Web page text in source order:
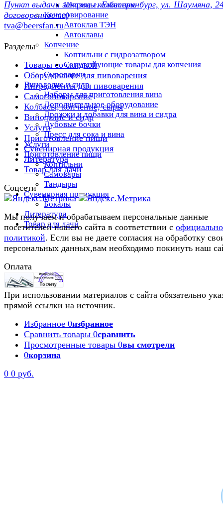
Шприцы колбасные
Консервирование
Автоклав ТЭН
Автоклавы
Копчение
Коптильни с гидрозатвором
Сопутствующие товары для копчения
Сыроварни
Виноделие и сидр
Наборы для приготовления вина
Дополнительное оборудование
Дрожжи и добавки для вина и сидра
Дубовые бочки
Пресс для сока и вина
Услуги
Приготовление пищи
Коптильни
Самовары
Тандыры
Сувенирная продукция
Бокалы
Литература
Товар для дачи
Пункт выдачи заказов г. Екатеринбург, ул. Шаумяна,
договоренности)
tva@beersfan.ru
Разделы
Товары со скидкой
Оборудование для пивоварения
Ингредиенты для пивоварения
Самогоноварение
Колбасы, копчение, сыры
Виноделие и сидр
Услуги
Приготовление пищи
Сувенирная продукция
Литература
Товар для дачи
Соцсети
Мы получаем и обрабатываем персональные данные
посетителей нашего сайта в соответствии с
политикой. Если вы не даете согласия на обработку
персональных данных,вам необходимо покинуть наш
Оплата
При использовании материалов с сайта обязательно
прямой ссылки на источник.
Избранное 0избранное
Сравнить товары 0сравнить
Просмотренные товары 0вы смотрели
0корзина
0 0 руб.